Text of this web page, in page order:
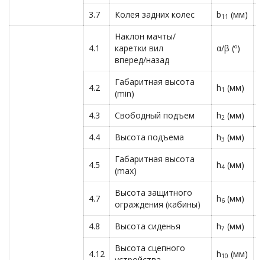
3.7
Колея задних колес b11 (мм)
4.1
Наклон мачты/
каретки вил
вперед/назад
α/β (º)
4.2
Габаритная высота
(min)
h1 (мм)
4.3 Свободный подъем h2 (мм)
4.4
Высота подъема h3 (мм)
4.5
Габаритная высота
(max)
h4 (мм)
4.7
Высота защитного
ограждения (кабины)
h6 (мм)
4.8 Высота сиденья h7 (мм)
4.12
Высота сцепного
h10 (мм)